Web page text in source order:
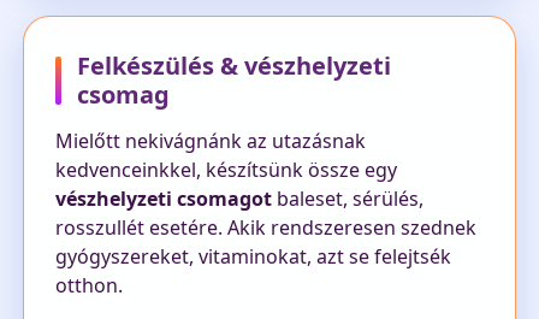
Felkészülés & vészhelyzeti
csomag
Mielőtt nekivágnánk az utazásnak
kedvenceinkkel, készítsünk össze egy
vészhelyzeti csomagotbaleset, sérülés,
rosszullét esetére. Akik rendszeresen szednek
gyógyszereket, vitaminokat, azt se felejtsék
otthon.